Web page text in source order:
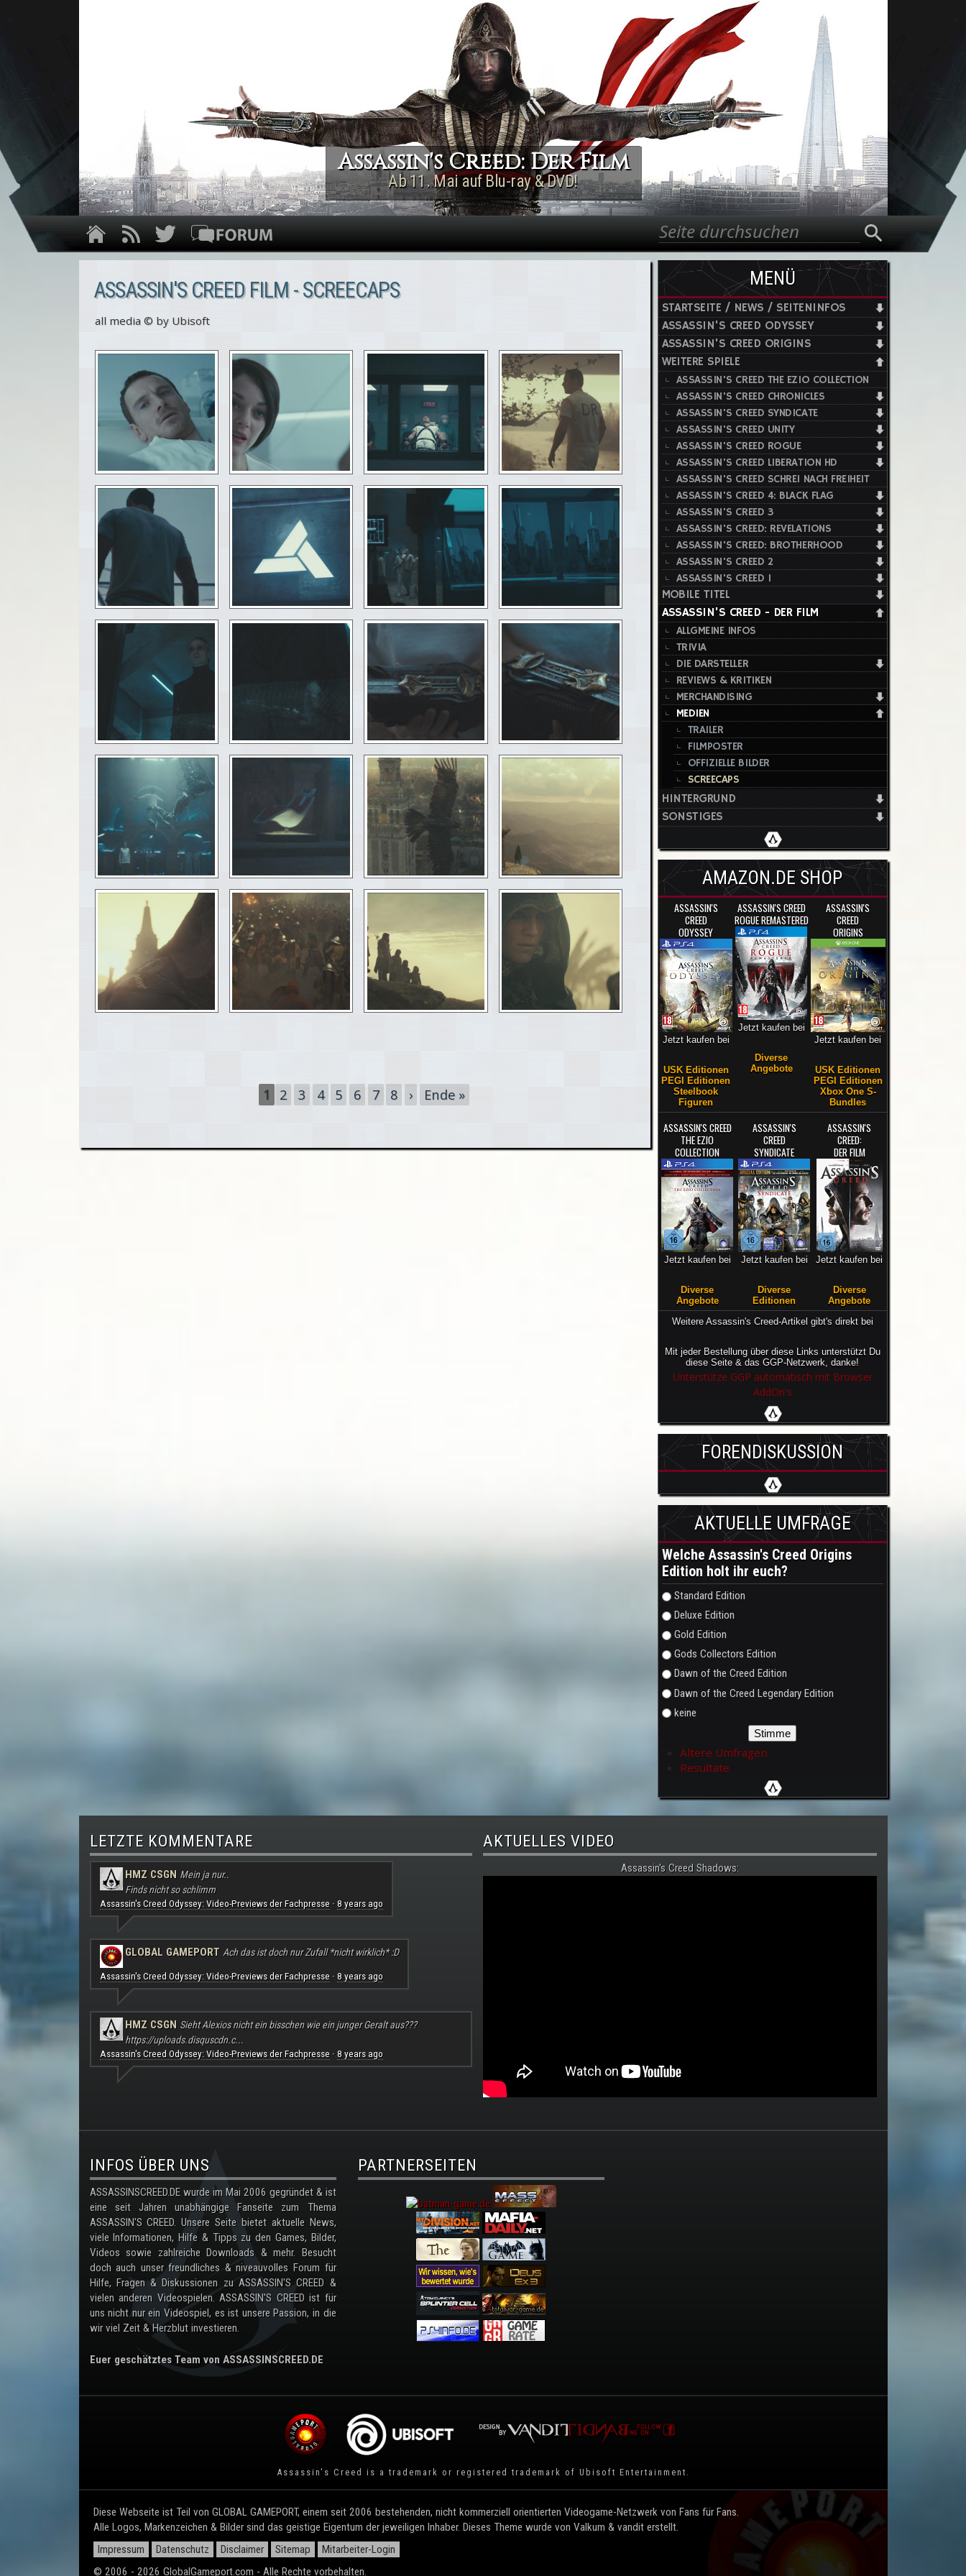
Direkt zum Inhalt
Assassin's Creed: Der Film
Ab 11. Mai auf Blu-ray & DVD!
Suchformular
Suche
ASSASSIN'S CREED FILM - SCREECAPS
all media © by Ubisoft
1 2 3 4 5 6 7 8 › Ende »
MENÜ
STARTSEITE / NEWS / SEITENINFOS
ASSASSIN'S CREED ODYSSEY
ASSASSIN'S CREED ORIGINS
WEITERE SPIELE
ASSASSIN'S CREED THE EZIO COLLECTION
ASSASSIN'S CREED CHRONICLES
ASSASSIN'S CREED SYNDICATE
ASSASSIN'S CREED UNITY
ASSASSIN'S CREED ROGUE
ASSASSIN'S CREED LIBERATION HD
ASSASSIN'S CREED SCHREI NACH FREIHEIT
ASSASSIN'S CREED 4: BLACK FLAG
ASSASSIN'S CREED 3
ASSASSIN'S CREED: REVELATIONS
ASSASSIN'S CREED: BROTHERHOOD
ASSASSIN'S CREED 2
ASSASSIN'S CREED 1
MOBILE TITEL
ASSASSIN'S CREED - DER FILM
ALLGMEINE INFOS
TRIVIA
DIE DARSTELLER
REVIEWS & KRITIKEN
MERCHANDISING
MEDIEN
TRAILER
FILMPOSTER
OFFIZIELLE BILDER
SCREECAPS
HINTERGRUND
SONSTIGES
AMAZON.DE SHOP
ASSASSIN'S
CREED
ODYSSEY
Jetzt kaufen bei
USK Editionen
PEGI Editionen
Steelbook
Figuren
ASSASSIN'S CREED
ROGUE REMASTERED
Jetzt kaufen bei
Diverse
Angebote
ASSASSIN'S
CREED
ORIGINS
Jetzt kaufen bei
USK Editionen
PEGI Editionen
Xbox One S-
Bundles
ASSASSIN'S CREED
THE EZIO
COLLECTION
Jetzt kaufen bei
Diverse
Angebote
ASSASSIN'S
CREED
SYNDICATE
Jetzt kaufen bei
Diverse
Editionen
ASSASSIN'S
CREED:
DER FILM
Jetzt kaufen bei
Diverse
Angebote
Weitere Assassin's Creed-Artikel gibt's direkt bei
Mit jeder Bestellung über diese Links unterstützt Du
diese Seite & das GGP-Netzwerk, danke!
Unterstütze GGP automatisch mit Browser
AddOn's
FORENDISKUSSION
AKTUELLE UMFRAGE
Welche Assassin's Creed Origins
Edition holt ihr euch?
Auswahlmöglichkeiten
Standard Edition
Deluxe Edition
Gold Edition
Gods Collectors Edition
Dawn of the Creed Edition
Dawn of the Creed Legendary Edition
keine
Ältere Umfragen
Resultate
LETZTE KOMMENTARE
HMZ CSGN Mein ja nur..
Finds nicht so schlimm
Assassin's Creed Odyssey: Video-Previews der Fachpresse· 8 years ago
GLOBAL GAMEPORT Ach das ist doch nur Zufall *nicht wirklich* :D
Assassin's Creed Odyssey: Video-Previews der Fachpresse· 8 years ago
HMZ CSGN Sieht Alexios nicht ein bisschen wie ein junger Geralt aus???
https://uploads.disquscdn.c...
Assassin's Creed Odyssey: Video-Previews der Fachpresse· 8 years ago
AKTUELLES VIDEO
Assassin's Creed Shadows:
.
INFOS ÜBER UNS
ASSASSINSCREED.DE wurde im Mai 2006 gegründet & ist
eine seit Jahren unabhängige Fanseite zum Thema
ASSASSIN'S CREED. Unsere Seite bietet aktuelle News,
viele Informationen, Hilfe & Tipps zu den Games, Bilder,
Videos sowie zahlreiche Downloads & mehr. Besucht
doch auch unser freundliches & niveauvolles Forum für
Hilfe, Fragen & Diskussionen zu ASSASSIN'S CREED &
vielen anderen Videospielen. ASSASSIN'S CREED ist für
uns nicht nur ein Videospiel, es ist unsere Passion, in die
wir viel Zeit & Herzblut investieren.
Euer geschätztes Team von ASSASSINSCREED.DE
PARTNERSEITEN
Assassin's Creed is a trademark or registered trademark of Ubisoft Entertainment
Diese Webseite ist Teil von GLOBAL GAMEPORT, einem seit 2006 bestehenden, nicht kommerziell orientierten Videogame-Netzwerk von Fans für Fans.
Alle Logos, Markenzeichen & Bilder sind das geistige Eigentum der jeweiligen Inhaber. Dieses Theme wurde von Valkum & vandit erstellt.
Impressum
Datenschutz Disclaimer Sitemap
Mitarbeiter-Login
© 2006 - 2026 GlobalGameport.com - Alle Rechte vorbehalten.